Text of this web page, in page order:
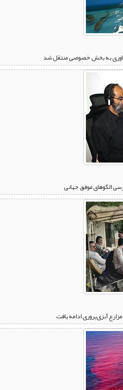
الگوهای موفق جهانی
آبزی‌پروری ادامه یافت